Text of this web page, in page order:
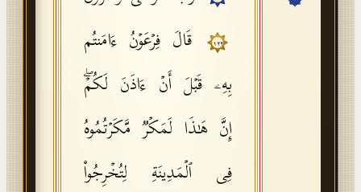
Tajweed Guide
Font Edition Tester
١٢٢
قَالَ فِرۡعَوۡنُ ءَامَنتُم
بِهِۦ قَبۡلَ أَنۡ ءَاذَنَ لَكُمۡۖ
إِنَّ هَـٰذَا لَمَكۡرࣱ مَّكَرۡتُمُوهُ
فِی ٱلۡمَدِینَةِ لِتُخۡرِجُوا۟